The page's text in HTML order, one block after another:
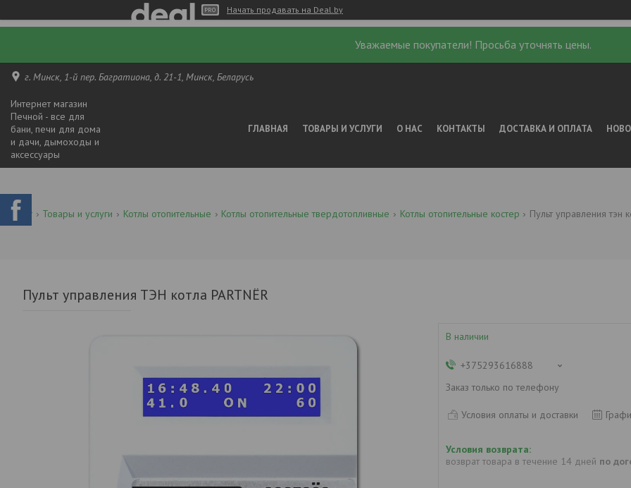
Начать продавать на Deal.by
Уважаемые покупатели! Просьба уточнять цены.
г. Минск, 1-й пер. Багратиона, д. 21-1, Минск, Беларусь
Интернет магазин
Печной - все для
бани, печи для дома
и дачи, дымоходы и
аксессуары
ГЛАВНАЯ ТОВАРЫ И УСЛУГИ О НАС КОНТАКТЫ ДОСТАВКА И ОПЛАТА
Товары и услуги Котлы отопительные Котлы отопительные твердотопливные Котлы отопительные костер
Пульт управления ТЭН котла PARTNЁR
В наличии
+375293616888
Заказ только по телефону
Условия оплаты и доставки
возврат товара в течение 14 дней по